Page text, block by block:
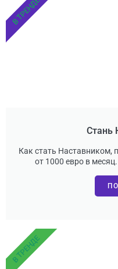
Стань
Как стать Наставником,
от 1000 евро в
В ТРЕНДЕ
В ТРЕНДЕ